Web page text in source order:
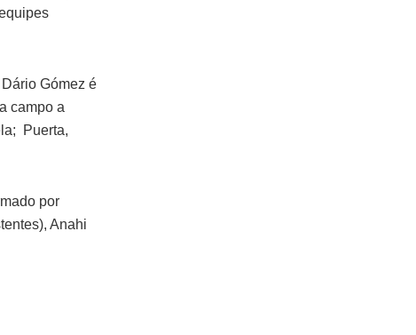
Gómez é
campo a
Puerta,
por
Anahi